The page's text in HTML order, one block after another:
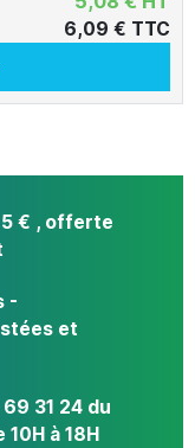
6,09 € TTC
5 € , offerte
-
et
31 24 du
à 18H